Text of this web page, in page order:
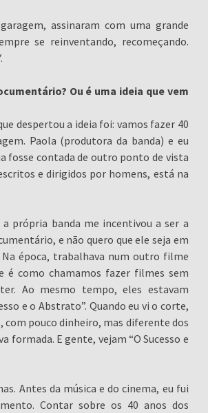
assinaram com uma grande
se reinventando, recomeçando.
Ou é uma ideia que vem
despertou a ideia foi: vamos fazer 40
Paola (produtora da banda) e eu
fosse contada de outro ponto de vista
e dirigidos por homens, está na
própria banda me incentivou a ser a
e não quero que ele seja em
época, trabalhava num outro filme
é como chamamos fazer filmes sem
Ao mesmo tempo, eles estavam
e o Abstrato”. Quando eu vi o corte,
com pouco dinheiro, mas diferente dos
formada. E gente, vejam “O Sucesso e
Antes da música e do cinema, eu fui
Contar sobre os 40 anos dos